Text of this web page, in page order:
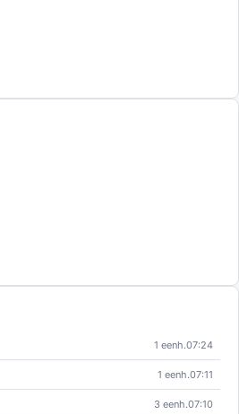
1 eenh.07:24
1 eenh.07:11
3 eenh.07:10